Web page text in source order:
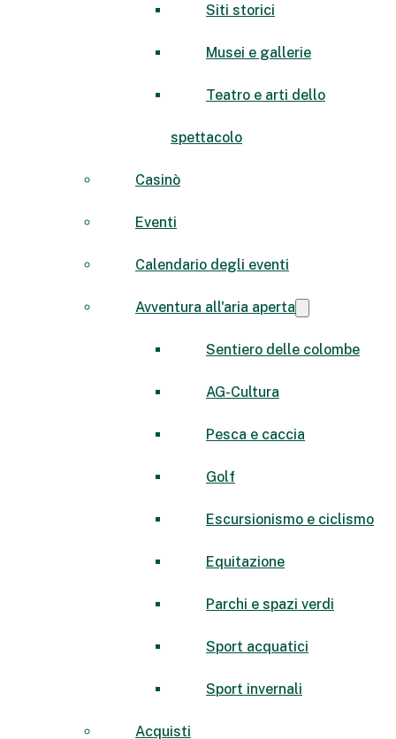
Siti storici
Musei e gallerie
Teatro e arti dello
spettacolo
Casinò
Eventi
Calendario degli eventi
Avventura all'aria aperta
Sentiero delle colombe
AG-Cultura
Pesca e caccia
Golf
Escursionismo e ciclismo
Equitazione
Parchi e spazi verdi
Sport acquatici
Sport invernali
Acquisti